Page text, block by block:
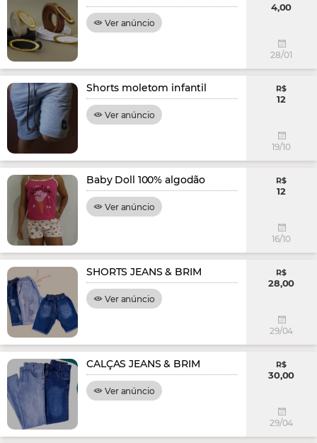
Ver anúncio
4,00
28/01
Shorts moletom infantil
Ver anúncio
R$
12
19/10
Baby Doll 100% algodão
Ver anúncio
R$
12
16/10
SHORTS JEANS & BRIM
Ver anúncio
R$
28,00
29/04
CALÇAS JEANS & BRIM
Ver anúncio
R$
30,00
29/04